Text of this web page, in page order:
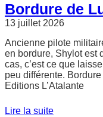
Bordure de
13 juillet 2026
Ancienne pilote
en bordure, Shylot est
cas, c’est ce que
peu différente.
Editions L’Atalante
Lire la suite